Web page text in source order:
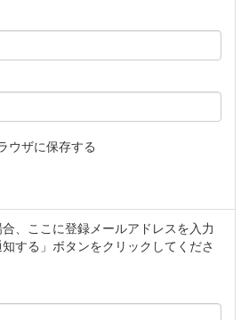
ウザに保存する
、ここに登録メールアドレスを入力
する」ボタンをクリックしてくださ